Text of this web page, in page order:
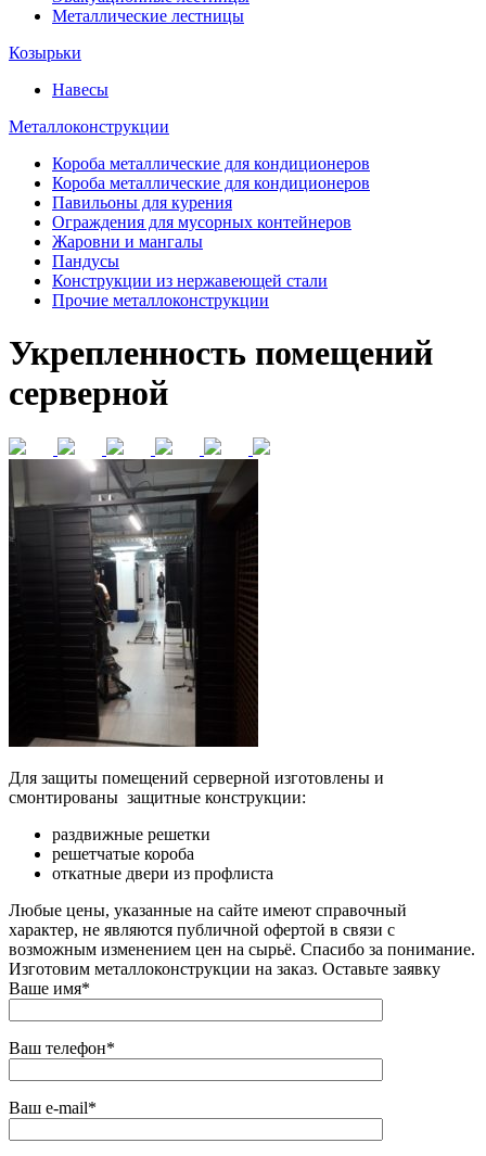
Металлические лестницы
Козырьки
Навесы
Металлоконструкции
Короба металлические для кондиционеров
Короба металлические для кондиционеров
Павильоны для курения
Ограждения для мусорных контейнеров
Жаровни и мангалы
Пандусы
Конструкции из нержавеющей стали
Прочие металлоконструкции
Укрепленность помещений
серверной
Для защиты помещений серверной изготовлены и
смонтированы защитные конструкции:
раздвижные решетки
решетчатые короба
откатные двери из профлиста
Любые цены, указанные на сайте имеют справочный
характер, не являются публичной офертой в связи с
возможным изменением цен на сырьё. Спасибо за понимание.
Изготовим металлоконструкции на заказ. Оставьте заявку
Ваше имя*
Ваш телефон*
Ваш e-mail*